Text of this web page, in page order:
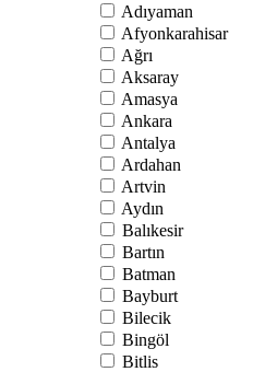
Adıyaman
Afyonkarahisar
Ağrı
Aksaray
Amasya
Ankara
Antalya
Ardahan
Artvin
Aydın
Balıkesir
Bartın
Batman
Bayburt
Bilecik
Bingöl
Bitlis